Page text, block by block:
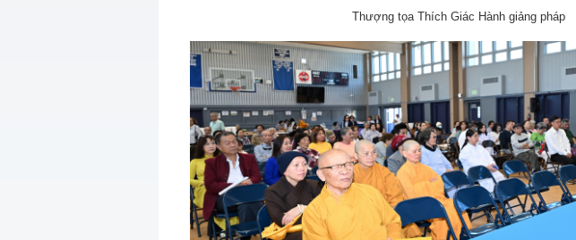
Thượng tọa Thích Giác Hành giảng pháp